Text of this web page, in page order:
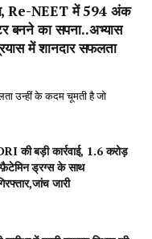
Re-NEET में 594 अंक
बनने का सपना..अभ्यास
में शानदार सफलता
उन्हीं के कदम चूमती है जो
की बड़ी कार्रवाई, 1.6 करोड़
ड्रग्स के साथ
जारी